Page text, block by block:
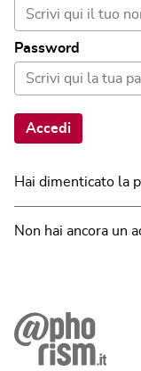
Password
Accedi
Hai dimenticato la
Non hai ancora un